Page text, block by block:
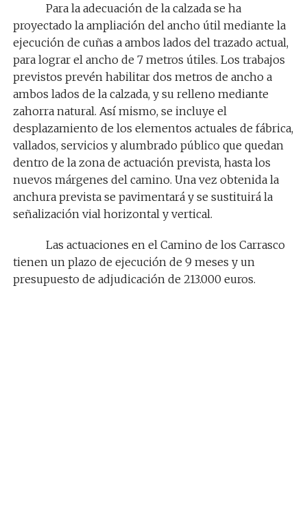
Para la adecuación de la calzada se ha
proyectado la ampliación del ancho útil mediante la
ejecución de cuñas a ambos lados del trazado actual,
para lograr el ancho de 7 metros útiles. Los trabajos
previstos prevén habilitar dos metros de ancho a
ambos lados de la calzada, y su relleno mediante
zahorra natural. Así mismo,se incluye el
desplazamiento de los elementos actuales de fábrica,
vallados, servicios y alumbrado público que quedan
dentro de la zona de actuación prevista, hasta los
nuevos márgenes del camino. Una vez obtenida la
anchura prevista se pavimentará y se sustituirá la
señalización vial horizontal y vertical.
Las actuaciones en el Camino de los Carrasco
tienen un plazo de ejecución de 9 meses y un
presupuesto de adjudicación de 213.000 euros.